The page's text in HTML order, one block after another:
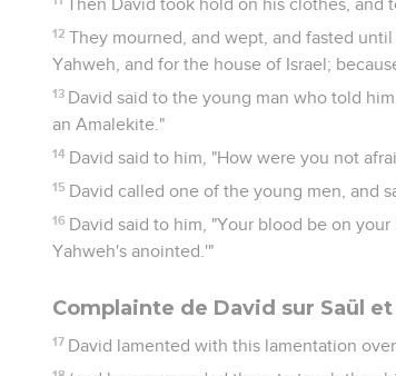
Then David took hold on his clothes, and
12 They mourned, and wept, and fasted
Yahweh, and for the house of Israel;
13 David said to the young man who told
an Amalekite."
14 David said to him, "How were you not
15 David called one of the young men, and
16 David said to him, "Your blood be on
Yahweh's anointed.'"
Complainte de David sur Saül
17 David lamented with this lamentation